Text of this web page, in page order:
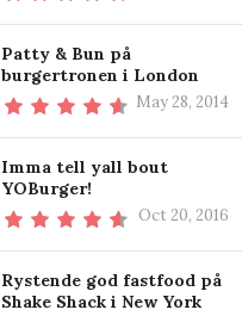
Patty & Bun på
burgertronen i London
May 28, 2014
Imma tell yall bout
YOBurger!
Oct 20, 2016
Rystende god fastfood på
Shake Shack i New York